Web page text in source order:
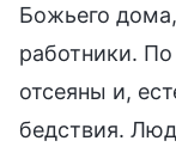
Божьего
работники.
отсеяны и,
бедствия.